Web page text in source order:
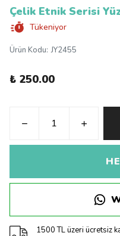
Çelik Etnik Serisi
Tükeniyor
Ürün Kodu: JY2455
₺ 250.00
1500 TL üzeri ücretsiz